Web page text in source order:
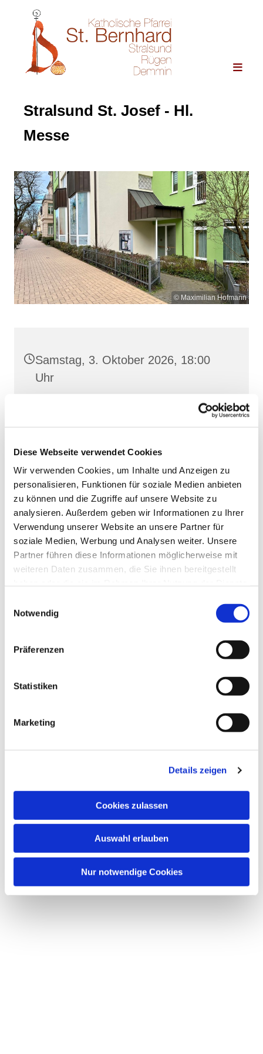
Diese Webseite verwendet Cookies
Wir verwenden Cookies, um Inhalte und Anzeigen zu
personalisieren, Funktionen für soziale Medien anbieten
zu können und die Zugriffe auf unsere Website zu
analysieren. Außerdem geben wir Informationen zu Ihrer
Verwendung unserer Website an unsere Partner für
soziale Medien, Werbung und Analysen weiter. Unsere
Partner führen diese Informationen möglicherweise mit
weiteren Daten zusammen, die Sie ihnen bereitgestellt
Notwendig
Präferenzen
Statistiken
Marketing
Details zeigen
Cookies zulassen
Auswahl erlauben
Nur notwendige Cookies
Stralsund St. Josef - Hl.
Messe
© Maximilian Hofmann
Samstag, 3. Oktober 2026, 18:00
Uhr
St. Josef, Stralsund, Jungfernstieg
3A, 18437 Stralsund